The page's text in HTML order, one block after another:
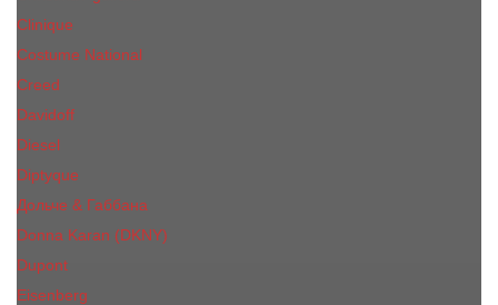
Сliniquе
Costume National
Creed
Davidoff
Diesel
Diptyque
Дольче & Габбана
Donna Karan (DKNY)
Dupont
Eisenberg